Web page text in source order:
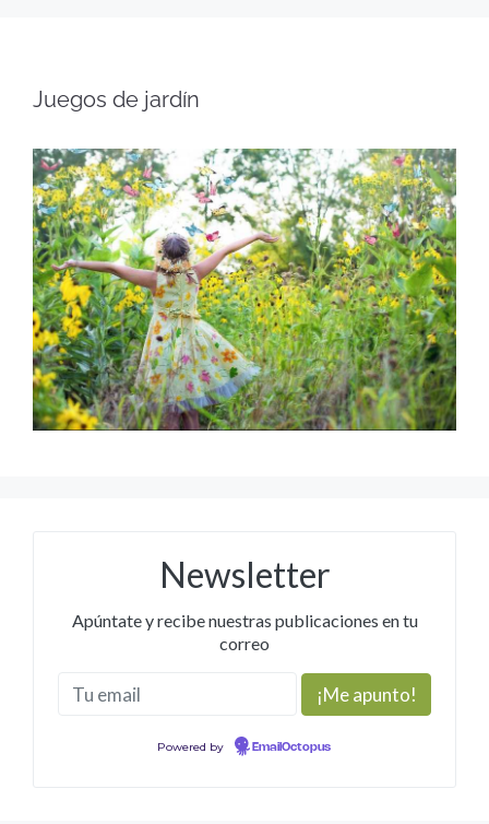
Juegos de jardín
Newsletter
Apúntate y recibe nuestras publicaciones en tu
correo
Powered by EmailOctopus